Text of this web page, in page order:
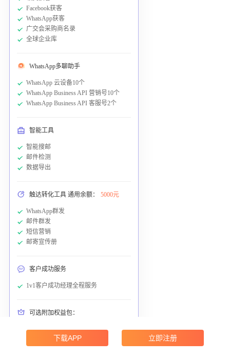
Facebook获客
WhatsApp获客
广交会采购商名录
全球企业库
WhatsApp多聊助手
WhatsApp 云设备10个
WhatsApp Business API 营销号10个
WhatsApp Business API 客服号2个
智能工具
智能搜邮
邮件检测
数据导出
触达转化工具 通用余额： 5000元
WhatsApp群发
邮件群发
短信营销
邮寄宣传册
客户成功服务
1v1客户成功经理全程服务
可选附加权益包：
外贸营销型企业官网搭建
配置企业域名邮箱，含企业邮箱选取、
配置管理
下载APP 立即注册